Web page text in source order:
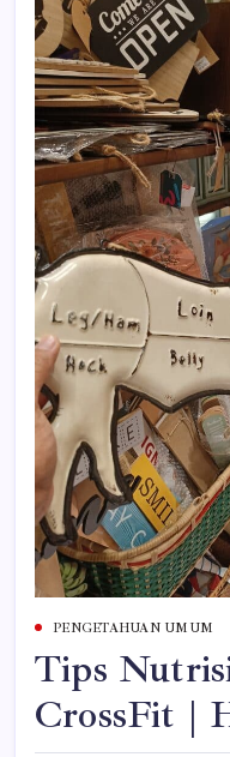
PENGETAHUAN UMUM
Tips
CrossFit |